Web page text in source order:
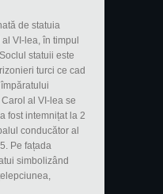
de statuia
VI-lea, în timpul
statuii este
turci ce cad
al VI-lea se
fost intemnițat la 2
conducător al
Pe fațada
simbolizând